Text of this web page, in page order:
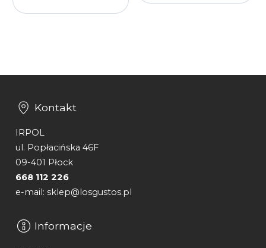
Kontakt
IRPOL
ul. Popłacińska 46F
09-401 Płock
668 112 226
e-mail: sklep@losgustos.pl
Informacje